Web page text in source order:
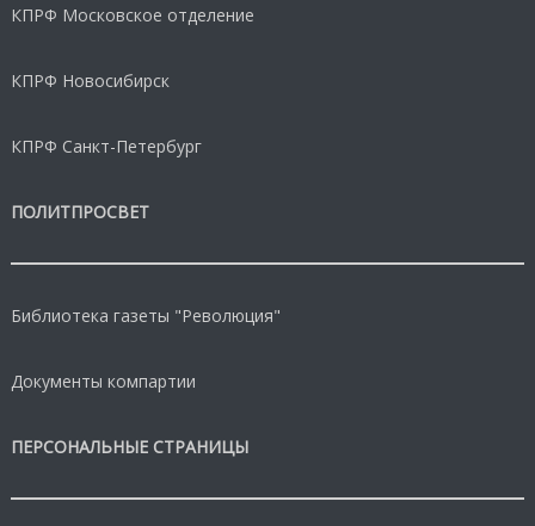
КПРФ Московское отделение
КПРФ Новосибирск
КПРФ Санкт-Петербург
ПОЛИТПРОСВЕТ
Библиотека газеты "Революция"
Документы компартии
ПЕРСОНАЛЬНЫЕ СТРАНИЦЫ